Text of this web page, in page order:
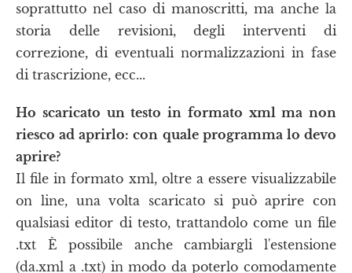
soprattutto nel caso di manoscritti, ma anche la
storia delle revisioni, degli interventi di
correzione, di eventuali normalizzazioni in fase
di trascrizione, ecc...
Ho scaricato un testo in formato xml ma non
riesco ad aprirlo: con quale programma lo devo
aprire?
Il file in formato xml, oltre a essere visualizzabile
on line, una volta scaricato si può aprire con
qualsiasi editor di testo, trattandolo come un file
.txt È possibile anche cambiargli l'estensione
(da.xml a .txt) in modo da poterlo comodamente